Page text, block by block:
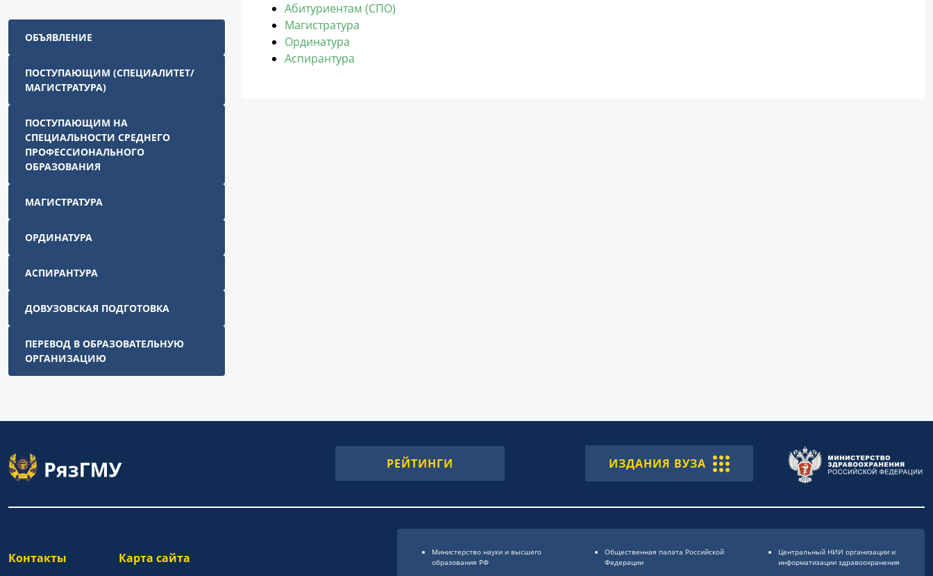
ОБЪЯВЛЕНИЕ
ПОСТУПАЮЩИМ (СПЕЦИАЛИТЕТ/
МАГИСТРАТУРА)
ПОСТУПАЮЩИМ НА
СПЕЦИАЛЬНОСТИ СРЕДНЕГО
ПРОФЕССИОНАЛЬНОГО
ОБРАЗОВАНИЯ
МАГИСТРАТУРА
ОРДИНАТУРА
АСПИРАНТУРА
ДОВУЗОВСКАЯ ПОДГОТОВКА
ПЕРЕВОД В ОБРАЗОВАТЕЛЬНУЮ
ОРГАНИЗАЦИЮ
Абитуриентам (СПО)
Магистратура
Ординатура
Аспирантура
РЕЙТИНГИ ИЗДАНИЯ ВУЗА
Контакты Карта сайта
Министерство науки и высшего
образования РФ
Общественная палата Российской
Федерации
Центральный НИИ организации и
информатизации здравоохранения